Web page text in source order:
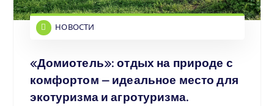
НОВОСТИ
«Домиотель»: отдых на природе с
комфортом — идеальное место для
экотуризма и агротуризма.